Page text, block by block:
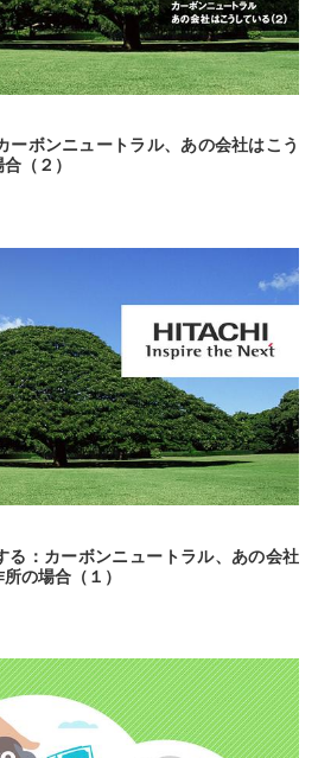
ーボンニュートラル、あの会社はこう
（２）
る：カーボンニュートラル、あの会社
の場合（１）